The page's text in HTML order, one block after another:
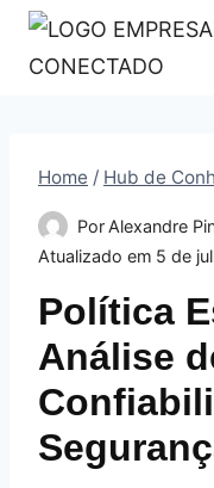
Pular
para
Home / Hub de
Por Alexandre
Atualizado em 5 de
Política
Análise